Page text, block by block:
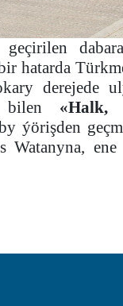
geçirilen
hatarda
derejede
bilen «Halk,
ýörişden
Watanyna,